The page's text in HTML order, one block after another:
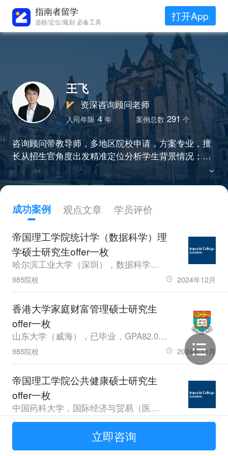
指南者留学
选校/定位/规划 必备工具 打开App
王飞
资深咨询顾问老师
入司年限 4年 案例总数 291 个
咨询顾问带教导师，多地区院校申请，方案专业，擅
长从招生官角度出发精准定位分析学生背景情况；帮
助众多学生拿到心仪offer，多次双非逆袭名校，基于
学生背景定制「学术+职业」双轨规划；真实，真诚
成功案例 观点文章
学员评价
帝国理工学院统计学（数据科学）理
学硕士研究生offer一枚
哈尔滨工业大学（深圳），数据科学与大数据技术，其他，GPA89.55，雅思6.5
985院校 2024年12月
香港大学家庭财富管理硕士研究生
offer一枚
山东大学（威海），已毕业，GPA82.02，雅思7.0
985院校 2024年11月
帝国理工学院公共健康硕士研究生
offer一枚
中国药科大学，国际经济与贸易（医药），应届生，GPA85.59，雅思7.0
211院校 2024年11月
香港中文大学经济学理学硕士研究生
立即咨询